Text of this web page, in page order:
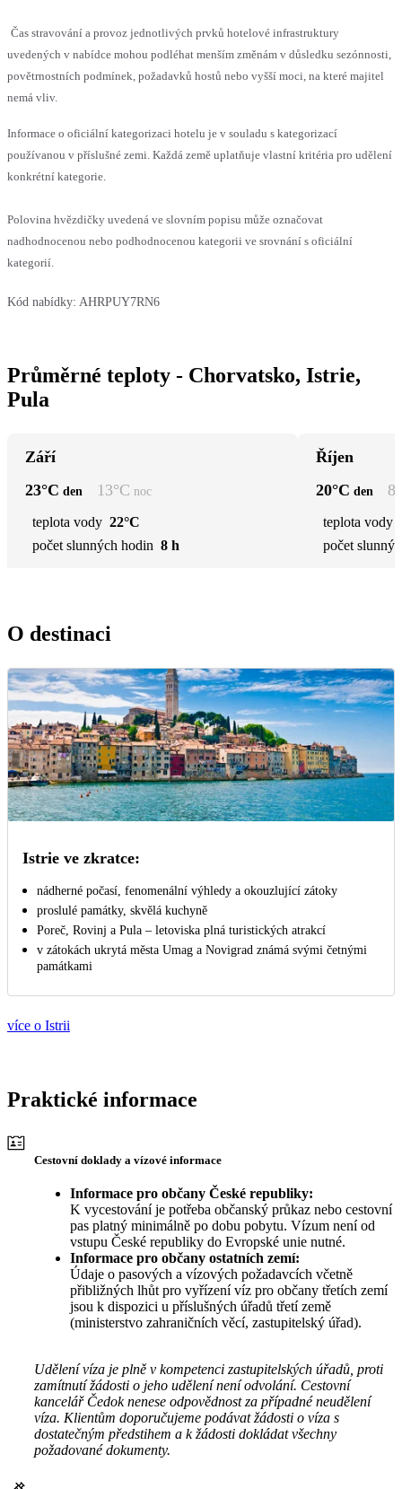
Čas stravování a provoz jednotlivých prvků hotelové infrastruktury
uvedených v nabídce mohou podléhat menším změnám v důsledku sezónnosti,
povětrnostních podmínek, požadavků hostů nebo vyšší moci, na které majitel
nemá vliv.
Informace o oficiální kategorizaci hotelu je v souladu s kategorizací
používanou v příslušné zemi. Každá země uplatňuje vlastní kritéria pro udělení
konkrétní kategorie.
Polovina hvězdičky uvedená ve slovním popisu může označovat
nadhodnocenou nebo podhodnocenou kategorii ve srovnání s oficiální
kategorií.
Kód nabídky: AHRPUY7RN6
Průměrné teploty - Chorvatsko, Istrie,
Pula
Září
23°C den 13°C noc
teplota vody 22°C
počet slunných hodin 8 h
Říjen
20°C den 8
teplota vody
počet
O destinaci
Istrie ve zkratce:
nádherné počasí, fenomenální výhledy a okouzlující zátoky
proslulé památky, skvělá kuchyně
Poreč, Rovinj a Pula – letoviska plná turistických atrakcí
v zátokách ukrytá města Umag a Novigrad známá svými četnými
památkami
více o Istrii
Praktické informace
Cestovní doklady a vízové informace
Informace pro občany České republiky:
K vycestování je potřeba občanský průkaz nebo cestovní
pas platný minimálně po dobu pobytu. Vízum není od
vstupu České republiky do Evropské unie nutné.
Informace pro občany ostatních zemí:
Údaje o pasových a vízových požadavcích včetně
přibližných lhůt pro vyřízení víz pro občany třetích zemí
jsou k dispozici u příslušných úřadů třetí země
(ministerstvo zahraničních věcí, zastupitelský úřad).
Udělení víza je plně v kompetenci zastupitelských úřadů, proti
zamítnutí žádosti o jeho udělení není odvolání. Cestovní
kancelář Čedok nenese odpovědnost za případné neudělení
víza. Klientům doporučujeme podávat žádosti o víza s
dostatečným předstihem a k žádosti dokládat všechny
požadované dokumenty.